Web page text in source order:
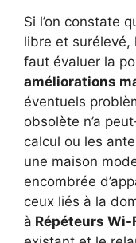
Si l’on constate
libre et surélevé,
faut évaluer la
améliorations
éventuels
obsolète n’a
calcul ou les
une maison
encombrée
ceux liés à la
à Répéteurs Wi-